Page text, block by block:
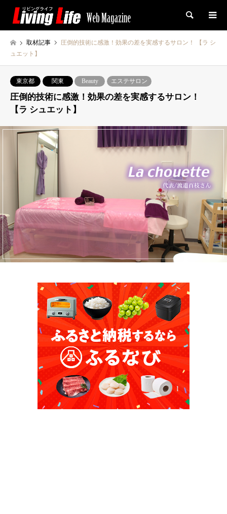
検索
取材記事
圧倒的技術に感激！効果の差を実感するサロン！ 【ラ シ
ュエット】
東京都 関東 Beauty エステサロン
圧倒的技術に感激！効果の差を実感するサロン！
【ラ シュエット】